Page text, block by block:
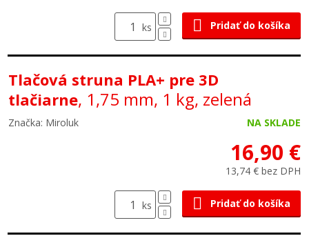
ks Pridať do košíka
Tlačová struna PLA+ pre 3D
tlačiarne, 1,75 mm, 1 kg, zelená
Značka: Miroluk NA SKLADE
16,90 €
13,74 € bez DPH
ks Pridať do košíka